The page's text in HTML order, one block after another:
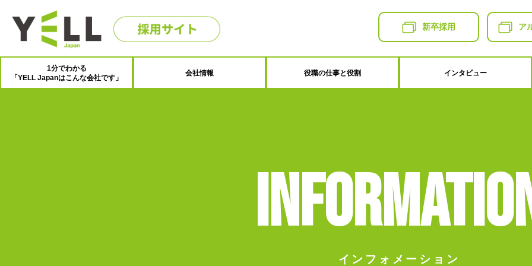
新卒採用 ア
1分でわかる
「YELL Japanはこんな会社です」
会社情報 役職の仕事と役割 インタビュー
インフォメーション